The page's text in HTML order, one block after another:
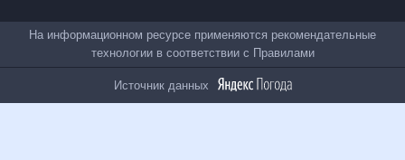
На информационном ресурсе применяются
рекомендательные технологии в соответствии сПравилами
Источник данных